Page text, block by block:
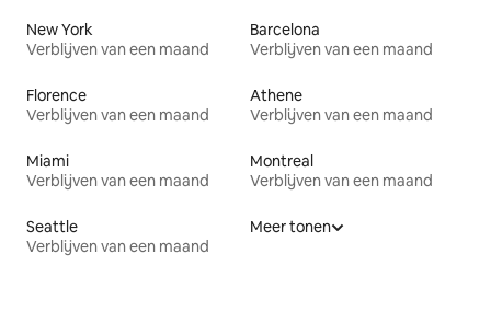
New York
Verblijven van een maand
Barcelona
Verblijven van een maand
Florence
Verblijven van een maand
Athene
Verblijven van een maand
Miami
Verblijven van een maand
Montreal
Verblijven van een maand
Seattle
Verblijven van een maand
Meer tonen